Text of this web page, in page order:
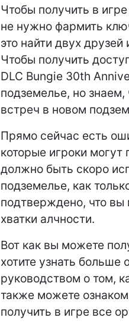
Чтобы получить в
не нужно фармить
это найти двух
Чтобы получить
DLC Bungie 30th
подземелье, но
встреч в новом
Прямо сейчас есть
которые игроки могут
должно быть скоро
подземелье, как
подтверждено, что вы
хватки алчности.
Вот как вы можете
хотите узнать
руководством о том,
также можете
получить в игре все